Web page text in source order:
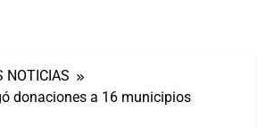
NOTICIAS
donaciones a 16 municipios